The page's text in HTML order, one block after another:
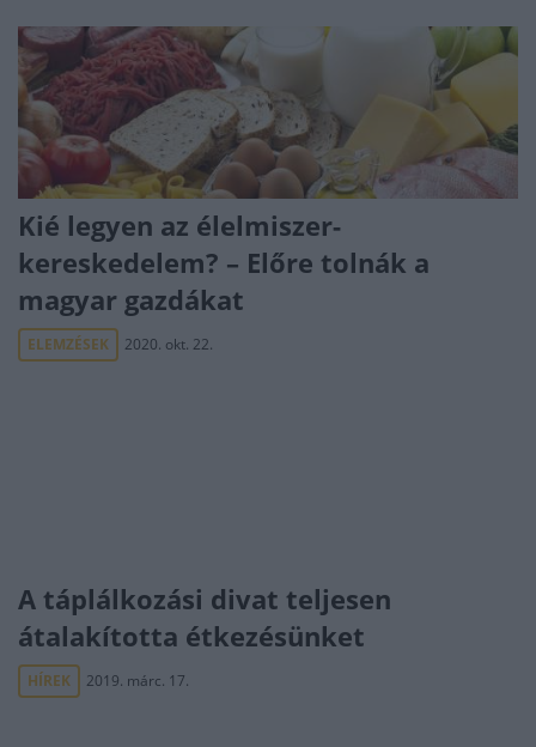
Kié legyen az élelmiszer-
kereskedelem? – Előre tolnák a
magyar gazdákat
ELEMZÉSEK 2020. okt. 22.
A táplálkozási divat teljesen
átalakította étkezésünket
HÍREK 2019. márc. 17.